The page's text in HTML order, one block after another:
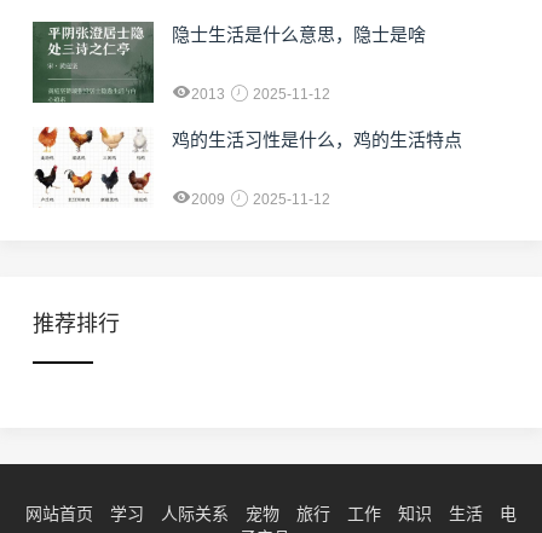
隐士生活是什么意思，隐士是啥
2013 2025-11-12
鸡的生活习性是什么，鸡的生活特点
2009 2025-11-12
推荐排行
网站首页 学习 人际关系 宠物 旅行 工作 知识 生活
电